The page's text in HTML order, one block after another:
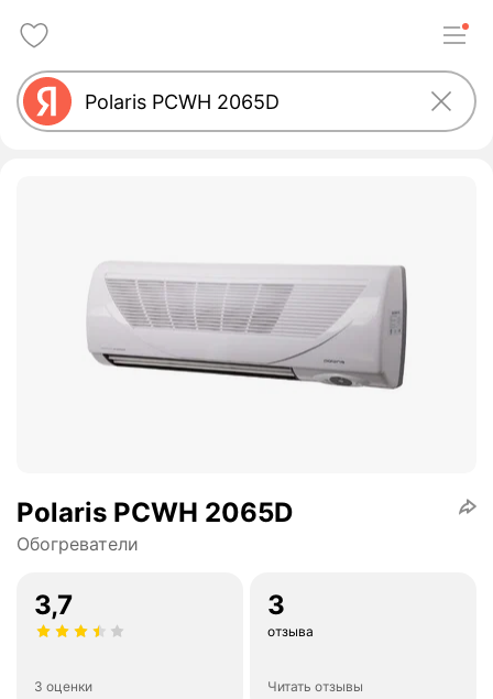
Polaris PCWH 2065D
Обогреватели
3,7
3 оценки
3
отзыва
Читать отзывы